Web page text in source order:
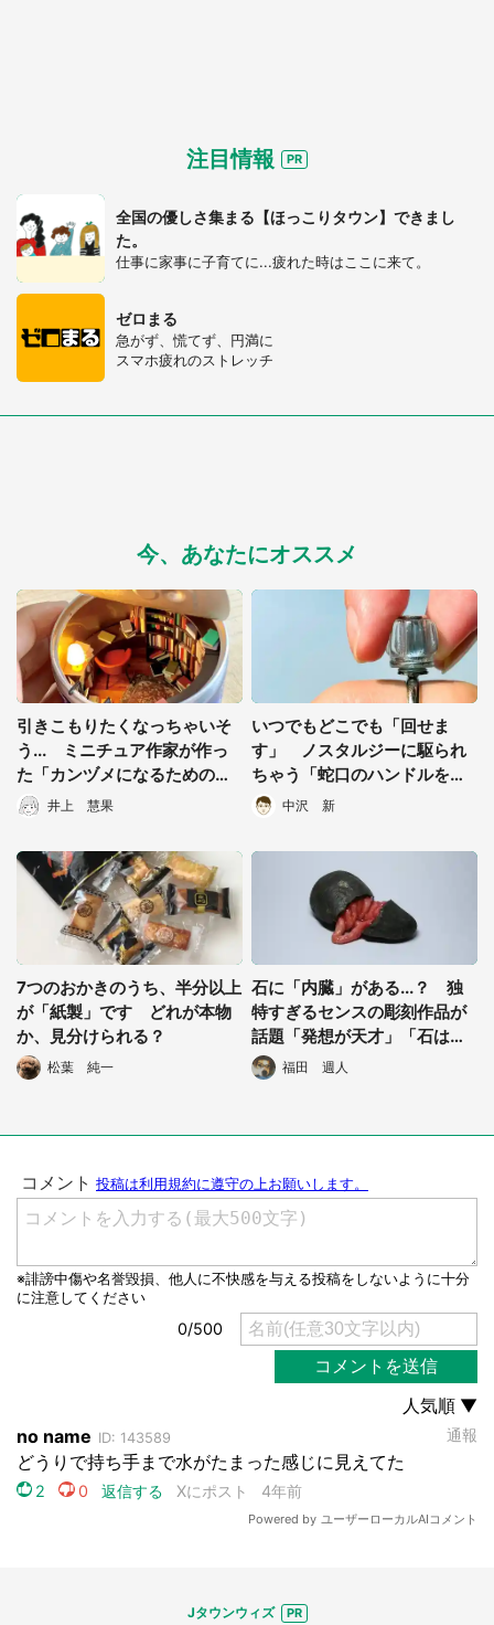
都道府選択
注目情報
全国の優しさ集まる【ほっこりタウン】できまし
た。
仕事に家事に子育てに...疲れた時はここに来て。
ゼロまる
急がず、慌てず、円満に
スマホ疲れのストレッチ
今、あなたにオススメ
引きこもりたくなっちゃいそ
う... ミニチュア作家が作っ
た「カンヅメになるための缶
詰」が素敵すぎてもはや住み
たい
井上 慧果
いつでもどこでも「回せま
す」 ノスタルジーに駆られ
ちゃう「蛇口のハンドルをひ
ねれる指輪」が大人気
中沢 新
7つのおかきのうち、半分以上
が「紙製」です どれが本物
か、見分けられる？
松葉 純一
石に「内臓」がある...？ 独
特すぎるセンスの彫刻作品が
話題「発想が天才」「石は生
きてるんだ」
福田 週人
Jタウンウィズ